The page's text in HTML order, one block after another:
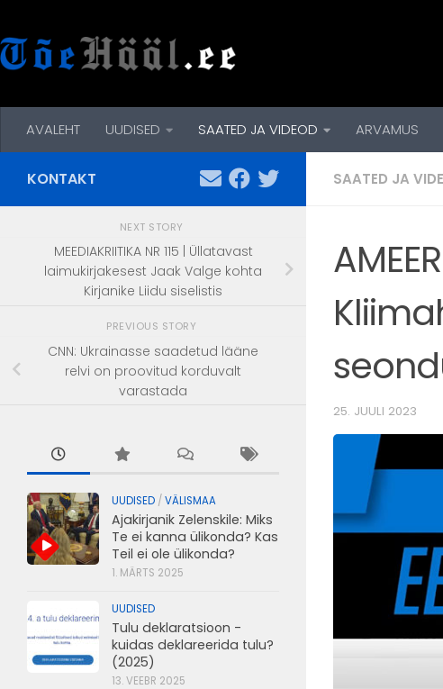
AVALEHT UUDISED SAATED JA VIDEOD ARVAMUS
SAATED JA
25. JUULI 2023
KONTAKT
NEXT STORY
MEEDIAKRIITIKA NR 115 | Üllatavast
laimukirjakesest Jaak Valge kohta
Kirjanike Liidu siselistis
PREVIOUS STORY
CNN: Ukrainasse saadetud lääne
relvi on proovitud korduvalt
varastada
UUDISED / VÄLISMAA
Ajakirjanik Zelenskile: Miks
Te ei kanna ülikonda? Kas
Teil ei ole ülikonda?
1. MÄRTS 2025
UUDISED
Tulu deklaratsioon -
kuidas deklareerida tulu?
(2025)
13. VEEBR 2025